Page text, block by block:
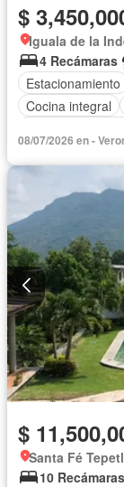
$
4 Recámaras
Estacionamiento
Cocina integral
Cuarto de
08/07/2026 en -
$
Santa Fé
10 Recámaras